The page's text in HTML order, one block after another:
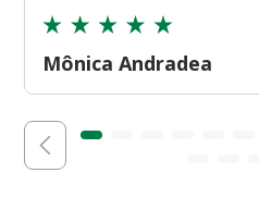
Mônica Andradea